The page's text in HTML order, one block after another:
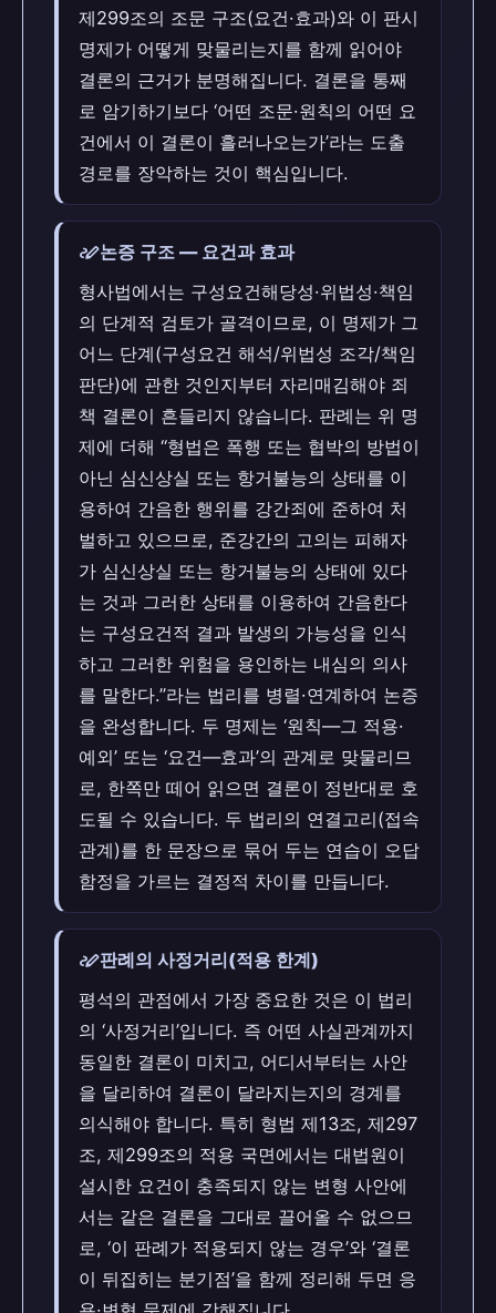
제299조의 조문 구조(요건·효과)와 이 판시
명제가 어떻게 맞물리는지를 함께 읽어야
결론의 근거가 분명해집니다. 결론을 통째
로 암기하기보다 ‘어떤 조문·원칙의 어떤 요
건에서 이 결론이 흘러나오는가’라는 도출
경로를 장악하는 것이 핵심입니다.
stylus_note논증 구조 — 요건과 효과
형사법에서는 구성요건해당성·위법성·책임
의 단계적 검토가 골격이므로, 이 명제가 그
어느 단계(구성요건 해석/위법성 조각/책임
판단)에 관한 것인지부터 자리매김해야 죄
책 결론이 흔들리지 않습니다. 판례는 위 명
제에 더해 “형법은 폭행 또는 협박의 방법이
아닌 심신상실 또는 항거불능의 상태를 이
용하여 간음한 행위를 강간죄에 준하여 처
벌하고 있으므로, 준강간의 고의는 피해자
가 심신상실 또는 항거불능의 상태에 있다
는 것과 그러한 상태를 이용하여 간음한다
는 구성요건적 결과 발생의 가능성을 인식
하고 그러한 위험을 용인하는 내심의 의사
를 말한다.”라는 법리를 병렬·연계하여 논증
을 완성합니다. 두 명제는 ‘원칙—그 적용·
예외’ 또는 ‘요건—효과’의 관계로 맞물리므
로, 한쪽만 떼어 읽으면 결론이 정반대로 호
도될 수 있습니다. 두 법리의 연결고리(접속
관계)를 한 문장으로 묶어 두는 연습이 오답
함정을 가르는 결정적 차이를 만듭니다.
stylus_note판례의 사정거리(적용 한계)
평석의 관점에서 가장 중요한 것은 이 법리
의 ‘사정거리’입니다. 즉 어떤 사실관계까지
동일한 결론이 미치고, 어디서부터는 사안
을 달리하여 결론이 달라지는지의 경계를
의식해야 합니다. 특히 형법 제13조, 제297
조, 제299조의 적용 국면에서는 대법원이
설시한 요건이 충족되지 않는 변형 사안에
서는 같은 결론을 그대로 끌어올 수 없으므
로, ‘이 판례가 적용되지 않는 경우’와 ‘결론
이 뒤집히는 분기점’을 함께 정리해 두면 응